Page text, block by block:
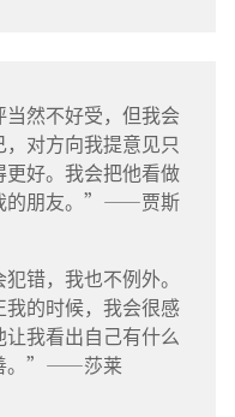
当然不好受，但我会
对方向我提意见只
更好。我会把他看做
的朋友。”——贾斯
错，我也不例外。
我的时候，我会很感
我看出自己有什么
。”——莎莱